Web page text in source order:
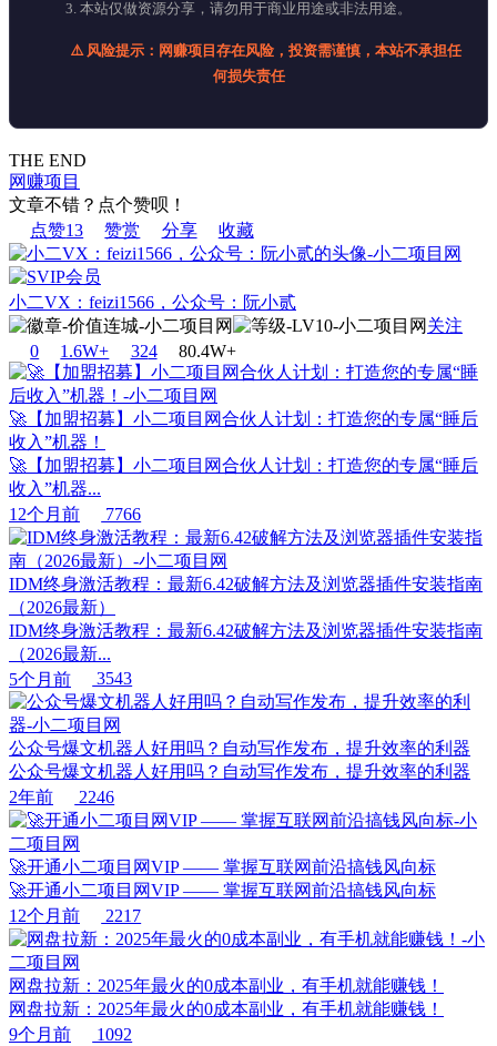
3. 本站仅做资源分享，请勿用于商业用途或非法用途。
⚠️ 风险提示：网赚项目存在风险，投资需谨慎，本站不承担任
何损失责任
THE END
网赚项目
文章不错？点个赞呗！
点赞13 赞赏 分享 收藏
小二VX：feizi1566，公众号：阮小贰
关注
0
1.6W+ 324 80.4W+
🚀【加盟招募】小二项目网合伙人计划：打造您的专属“睡后
收入”机器！
🚀【加盟招募】小二项目网合伙人计划：打造您的专属“睡后
收入”机器...
12个月前
7766
IDM终身激活教程：最新6.42破解方法及浏览器插件安装指南
（2026最新）
IDM终身激活教程：最新6.42破解方法及浏览器插件安装指南
（2026最新...
5个月前
3543
公众号爆文机器人好用吗？自动写作发布，提升效率的利器
公众号爆文机器人好用吗？自动写作发布，提升效率的利器
2年前
2246
🚀开通小二项目网VIP —— 掌握互联网前沿搞钱风向标
🚀开通小二项目网VIP —— 掌握互联网前沿搞钱风向标
12个月前
2217
网盘拉新：2025年最火的0成本副业，有手机就能赚钱！
网盘拉新：2025年最火的0成本副业，有手机就能赚钱！
9个月前
1092